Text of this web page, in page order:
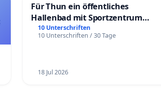
Für Thun ein öffentliches
Hallenbad mit Sportzentrum
schaffen
10 Unterschriften
10 Unterschriften / 30 Tage
18 Jul 2026